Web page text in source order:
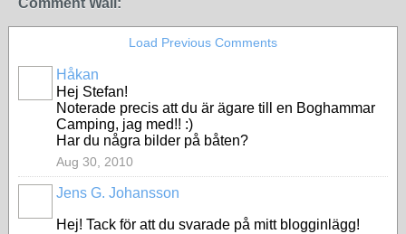
Comment Wall:
Load Previous Comments
Håkan
Hej Stefan!
Noterade precis att du är ägare till en Boghammar
Camping, jag med!! :)
Har du några bilder på båten?
Aug 30, 2010
Jens G. Johansson
Hej! Tack för att du svarade på mitt blogginlägg!